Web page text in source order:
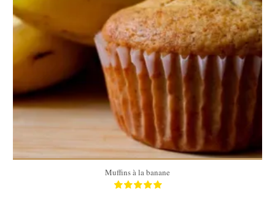
20
20
30 Min
Muffins à la banane